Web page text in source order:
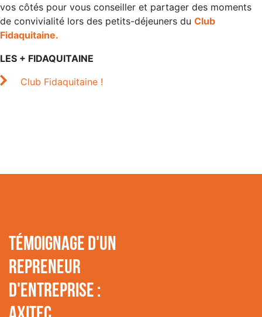
vos côtés pour vous conseiller et partager des moments
de convivialité lors des petits-déjeuners du Club
Fidaquitaine.
LES + FIDAQUITAINE
Club Fidaquitaine !
Témoignage d'un
repreneur
d'entreprise :